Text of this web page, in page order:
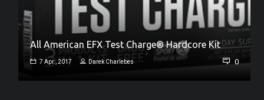
All American EFX Test Charge® Hardcore Kit
7 Apr., 2017 Darek Charlebes
Jamie Collins – neues Universal Team Mitglied
18 März, 2017 Darek Charlebes 0